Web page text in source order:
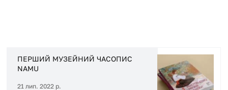
ПЕРШИЙ МУЗЕЙНИЙ ЧАСОПИС
NAMU
21 лип. 2022 р.